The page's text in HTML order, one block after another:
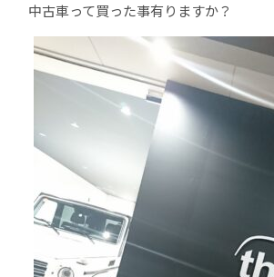
中古車って買った事有りますか？